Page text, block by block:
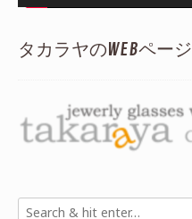
タカラヤのWEBページ